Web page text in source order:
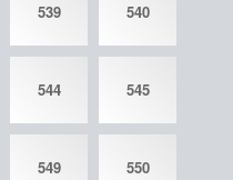
539 540
544 545
549 550